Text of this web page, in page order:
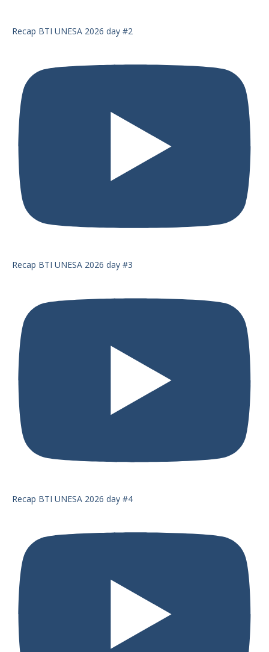
Recap BTI UNESA 2026 day #2
Recap BTI UNESA 2026 day #3
Recap BTI UNESA 2026 day #4